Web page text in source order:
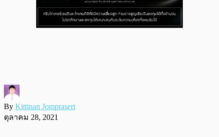
By Kittinan Jomprasert
ตุลาคม 28, 2021